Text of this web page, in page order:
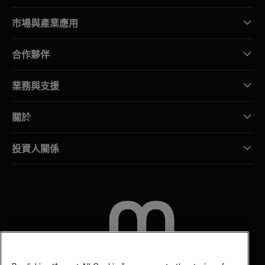
市場與產業應用
合作夥伴
業務與支援
關於
投資人關係